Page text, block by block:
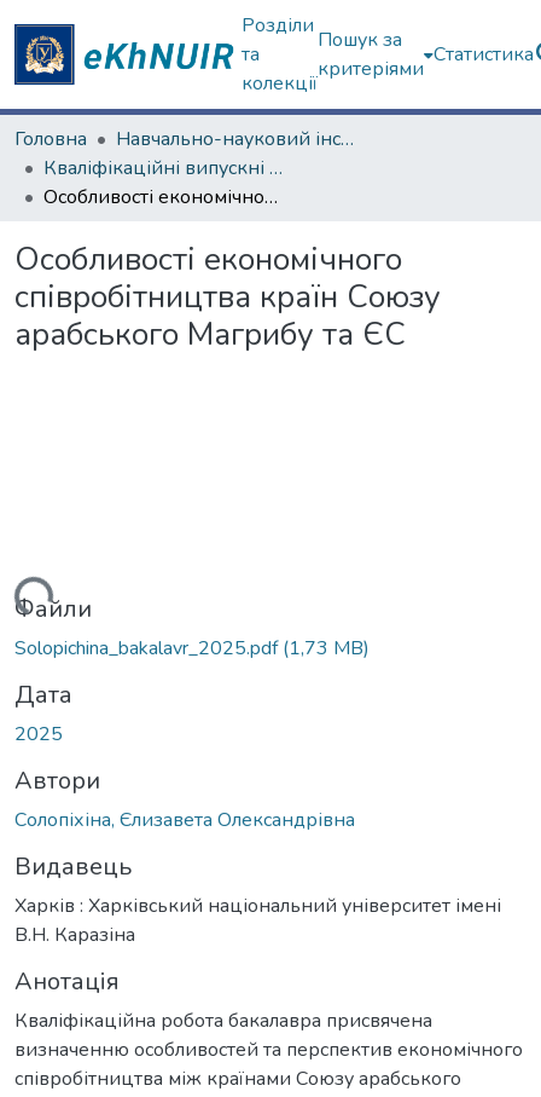
Розділи
та
колекції
Пошук за
критеріями
Статистика
Головна
Навчально-науковий інститут "Каразінський інститут міжнародних відносин та туристичного бізнесу"
Кваліфікаційні випускні роботи бакалаврів. Навчально-науковий інститут "Каразінський інститут міжнародних відносин та туристичного бізнесу"
Особливості економічного співробітництва країн Союзу арабського Магрибу та ЄС
Особливості економічного
співробітництва країн Союзу
арабського Магрибу та ЄС
Файли
Solopichina_bakalavr_2025.pdf(1,73 MB)
Дата
2025
Автори
Солопіхіна, Єлизавета Олександрівна
Видавець
Харків : Харківський національний університет імені
В.Н. Каразіна
Анотація
Кваліфікаційна робота бакалавра присвячена
визначенню особливостей та перспектив економічного
співробітництва між країнами Союзу арабського